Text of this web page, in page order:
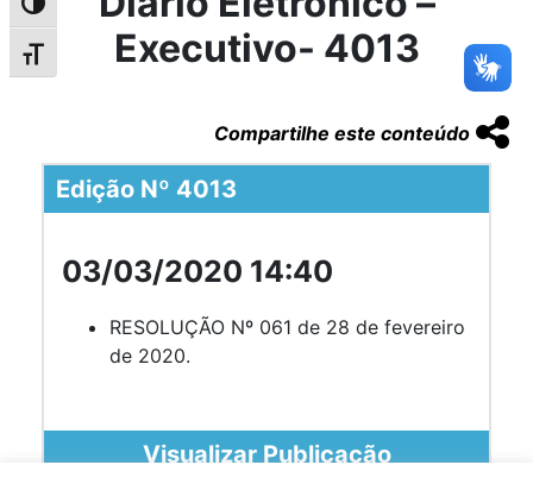
Alternar alto contraste
Alternar tamanho da fonte
Executivo- 4013
Compartilhe este conteúdo
Edição Nº 4013
03/03/2020 14:40
RESOLUÇÃO Nº 061 de 28 de fevereiro
de 2020.
Visualizar Publicação